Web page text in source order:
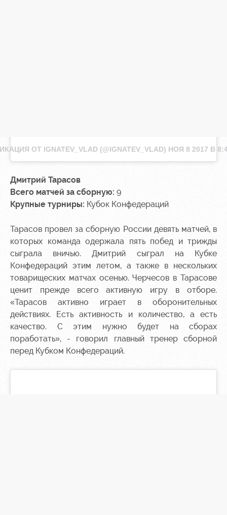
ОТ IGNATEV_VLAD (@IGNATEV_VLAD) НОЯ 8 2017 В
Дмитрий Тарасов
Всего матчей за сборную: 9
Крупные турниры: Кубок Конфедераций
Тарасов провел за сборную России девять матчей, в
которых команда одержала пять побед и трижды
сыграла вничью. Дмитрий сыграл на Кубке
Конфедераций этим летом, а также в нескольких
товарищеских матчах осенью. Черчесов в Тарасове
ценит прежде всего активную игру в отборе.
«Тарасов активно играет в оборонительных
действиях. Есть активность и количество, а есть
качество. С этим нужно будет на сборах
поработать», - говорил главный тренер сборной
перед Кубком Конфедераций.